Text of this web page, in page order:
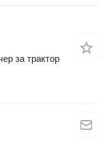
за трактор